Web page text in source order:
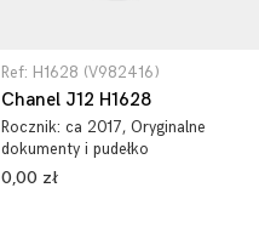
Ref: H1628 (V982416)
Chanel J12 H1628
Rocznik: ca 2017, Oryginalne
dokumenty i pudełko
0,00 zł